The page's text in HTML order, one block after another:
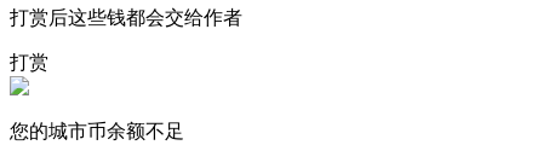
打赏后这些钱都会交给作者
打赏
您的城市币余额不足